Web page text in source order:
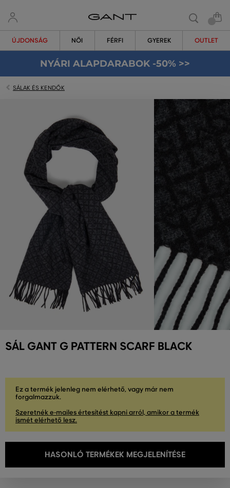
ÚJDONSÁG NŐI FÉRFI GYEREK OUTLET
NYÁRI ALAPDARABOK -50% >>
SÁLAK ÉS KENDŐK
SÁL GANT G PATTERN SCARF BLACK
Ez a termék jelenleg nem elérhető, vagy már nem
forgalmazzuk.
Szeretnék e-mailes értesítést kapni arról, amikor a termék
ismét elérhető lesz.
HASONLÓ TERMÉKEK MEGJELENÍTÉSE